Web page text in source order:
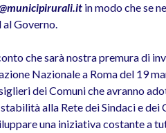
in modo che se
al Governo.
che sarà nostra premura di
Nazionale a Roma del 19
dei Comuni che avranno
alla Rete dei Sindaci e
una iniziativa costante a